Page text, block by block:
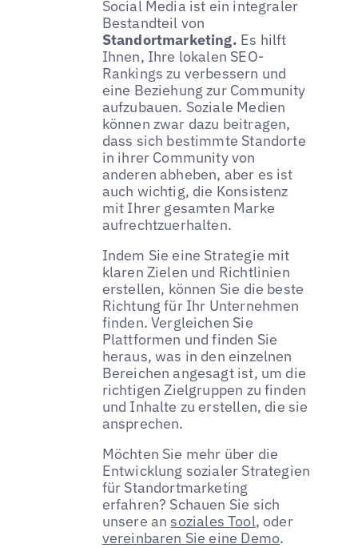
Social Media ist ein integraler
Bestandteil von
Standortmarketing. Es hilft
Ihnen, Ihre lokalen SEO-
Rankings zu verbessern und
eine Beziehung zur Community
aufzubauen. Soziale Medien
können zwar dazu beitragen,
dass sich bestimmte Standorte
in ihrer Community von
anderen abheben, aber es ist
auch wichtig, die Konsistenz
mit Ihrer gesamten Marke
aufrechtzuerhalten.
Indem Sie eine Strategie mit
klaren Zielen und Richtlinien
erstellen, können Sie die beste
Richtung für Ihr Unternehmen
finden. Vergleichen Sie
Plattformen und finden Sie
heraus, was in den einzelnen
Bereichen angesagt ist, um die
richtigen Zielgruppen zu finden
und Inhalte zu erstellen, die sie
ansprechen.
Möchten Sie mehr über die
Entwicklung sozialer Strategien
für Standortmarketing
erfahren? Schauen Sie sich
unsere an soziales Tool, oder
vereinbaren Sie eine Demo.